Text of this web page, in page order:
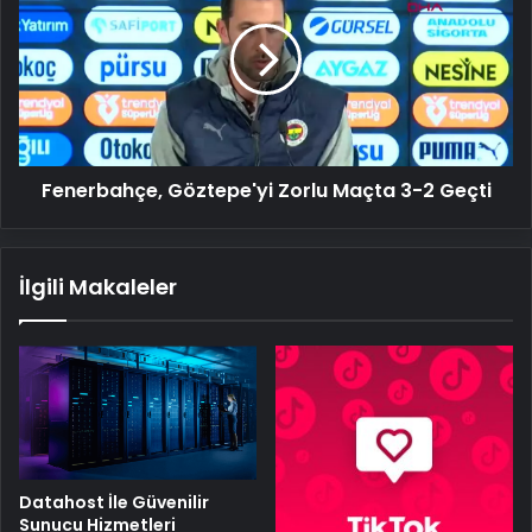
Zorlu
Maçta
3-
2
Geçti
Fenerbahçe, Göztepe'yi Zorlu Maçta 3-2 Geçti
İlgili Makaleler
Datahost İle Güvenilir
Sunucu Hizmetleri